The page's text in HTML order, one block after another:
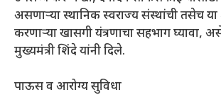
असणाऱ्या स्थानिक स्वराज्य संस्थांची तसेच या
करणाऱ्या खासगी यंत्रणाचा सहभाग घ्यावा,
मुख्यमंत्री शिंदे यांनी दिले.
पाऊस व आरोग्य सुविधा